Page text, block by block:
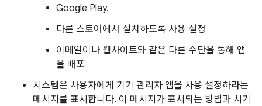
Google Play.
다른 스토어에서 설치하도록 사용 설정
이메일이나 웹사이트와 같은 다른 수단을 통해 앱
을 배포
시스템은 사용자에게 기기 관리자 앱을 사용 설정하라는
메시지를 표시합니다. 이 메시지가 표시되는 방법과 시기